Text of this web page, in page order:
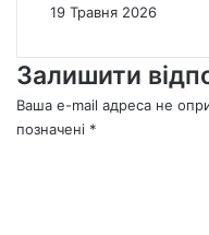
19 Травня 2026
Залишити
Ваша e-mail адреса не
позначені *